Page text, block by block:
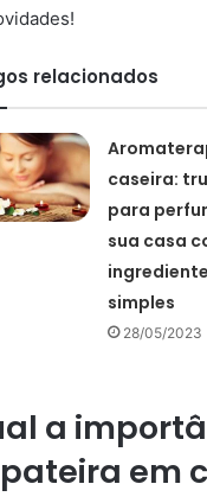
relacionados
caseira:
para
sua casa
simples
28/05/2023
a
em